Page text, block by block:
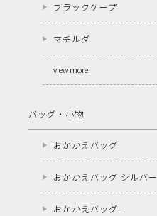
ブラックケープ
マチルダ
view more
バッグ・小物
おかかえバッグ
おかかえバッグ シルバー
おかかえバッグL